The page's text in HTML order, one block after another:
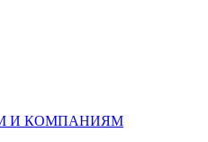
И КОМПАНИЯМ